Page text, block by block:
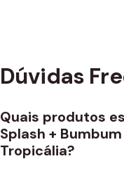
Dúvidas
Quais produtos
Splash +
Tropicália?